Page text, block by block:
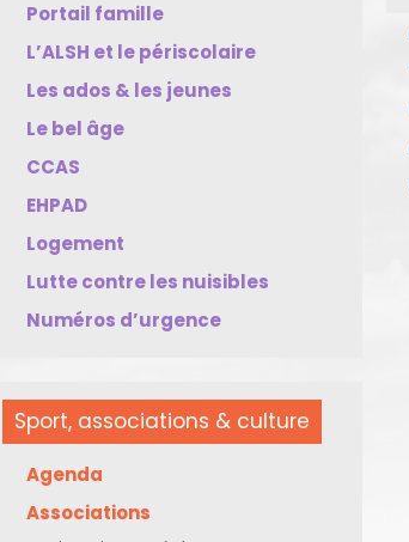
Portail famille
L’ALSH et le périscolaire
Les ados & les jeunes
Le bel âge
CCAS
EHPAD
Logement
Lutte contre les nuisibles
Numéros d’urgence
Sport, associations & culture
Agenda
Associations